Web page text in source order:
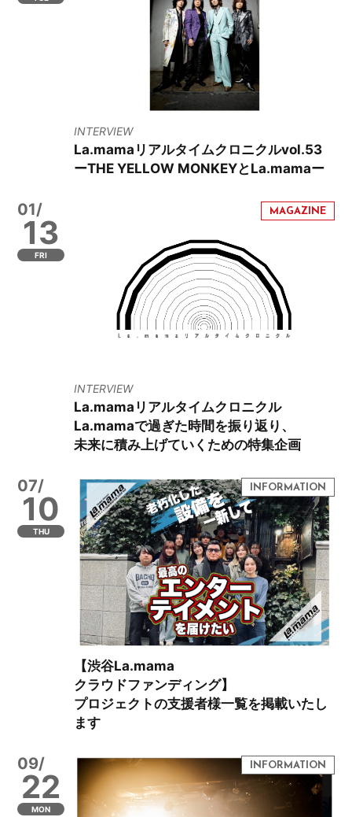
INTERVIEW
La.mamaリアルタイムクロニクルvol.53
ーTHE YELLOW MONKEYとLa.mamaー
01/
13
FRI
INTERVIEW
La.mamaリアルタイムクロニクル
La.mamaで過ぎた時間を振り返り、
未来に積み上げていくための特集企画
07/
10
THU
【渋谷La.mama
クラウドファンディング】
プロジェクトの支援者様一覧を掲載いたし
ます
09/
22
MON